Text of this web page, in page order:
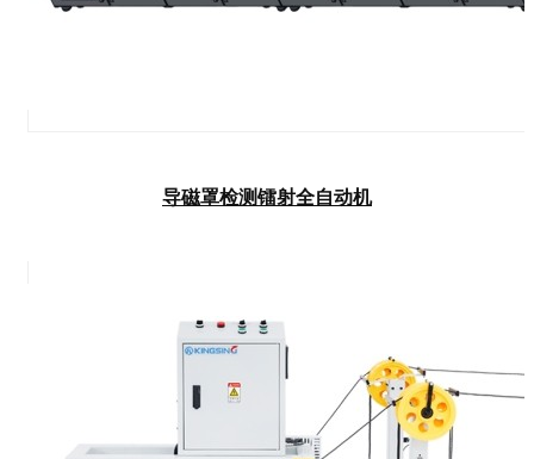
导磁罩检测镭射全自动机